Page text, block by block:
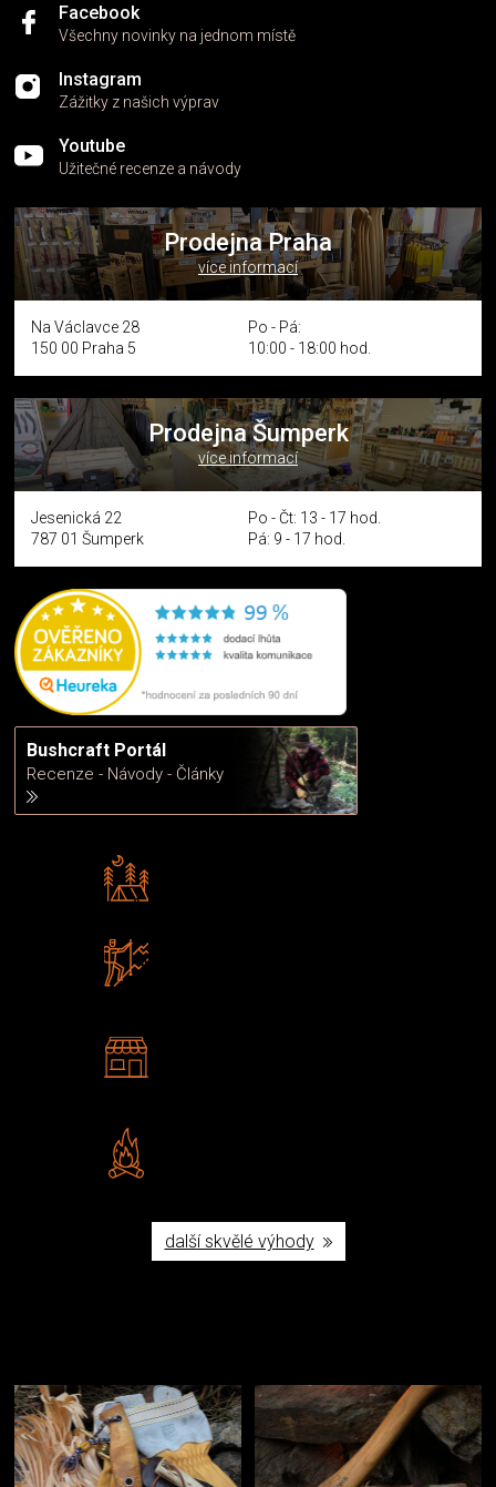
Facebook
Všechny novinky na jednom místě
Instagram
Zážitky z našich výprav
Youtube
Užitečné recenze a návody
Prodejna Praha
více informací
Na Václavce 28
150 00 Praha 5
Po - Pá:
10:00 - 18:00 hod.
Prodejna Šumperk
více informací
Jesenická 22
787 01 Šumperk
Po - Čt: 13 - 17 hod.
Pá: 9 - 17 hod.
Bushcraft Portál
Recenze - Návody - Články
další skvělé výhody